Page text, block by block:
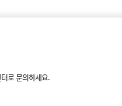
로 문의하세요.